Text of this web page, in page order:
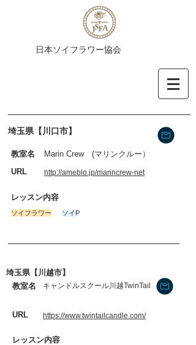
​日本ソイフラワー協会
埼玉県【川口市】
​教室名
Marin Crew (マリンクルー）
​URL
http://ameblo.jp/marincrew-net
​レッスン内容
​ソイフラワー ソイP
埼玉県【川越市】
キャンドルスクール川越TwinTail
​教室名
​URL https://www.twintailcandle.com/
​レッスン内容